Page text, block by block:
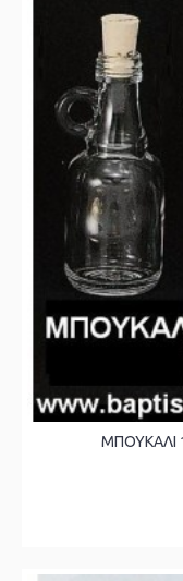
ΜΠΟΥΚΑΛΙ